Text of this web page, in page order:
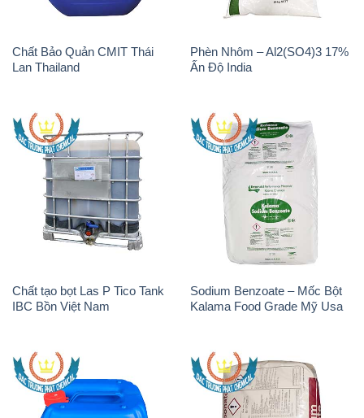
Chất Bảo Quản CMIT Thái
Lan Thailand
Phèn Nhôm – Al2(SO4)3 17%
Ấn Độ India
Chất tạo bọt Las P Tico Tank
IBC Bồn Việt Nam
Sodium Benzoate – Mốc Bột
Kalama Food Grade Mỹ Usa